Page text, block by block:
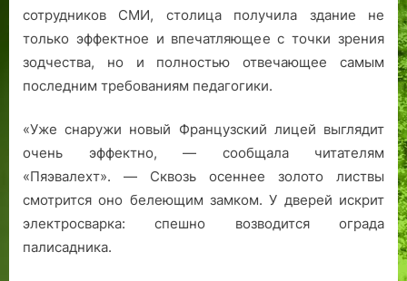
сотрудников СМИ, столица получила здание не
только эффектное и впечатляющее с точки зрения
зодчества, но и полностью отвечающее самым
последним требованиям педагогики.
«Уже снаружи новый Французский лицей выглядит
очень эффектно, — сообщала читателям
«Пяэвалехт». — Сквозь осеннее золото листвы
смотрится оно белеющим замком. У дверей искрит
электросварка: спешно возводится ограда
палисадника.